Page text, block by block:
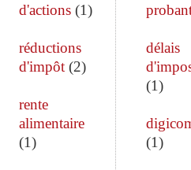
d'actions(1)
réductions
d'impôt(2)
rente
alimentaire
(1)
délais
(1)
(1)